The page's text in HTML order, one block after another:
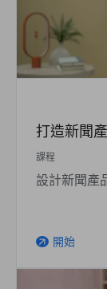
打造新聞
課程
設計新聞產
arrow_outward 開始